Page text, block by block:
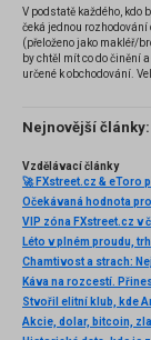
V podstatě každého, kdo
čeká jednou rozhodování
(přeloženo jako makléř/
by chtěl mít co do činění
určené k obchodování.
několik příkladů
Nejnovější články:
Vzdělávací články
Očekávaná hodnota
VIP zóna FXstreet.cz v
Káva na rozcestí.
Akcie, dolar, bitcoin,